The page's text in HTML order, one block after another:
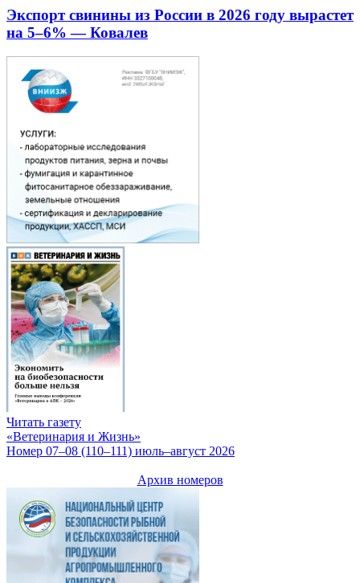
Экспорт свинины из России в 2026 году вырастет
на 5–6% — Ковалев
Читать газету
«Ветеринария и Жизнь»
Номер 07–08 (110–111) июль–август 2026
Архив номеров